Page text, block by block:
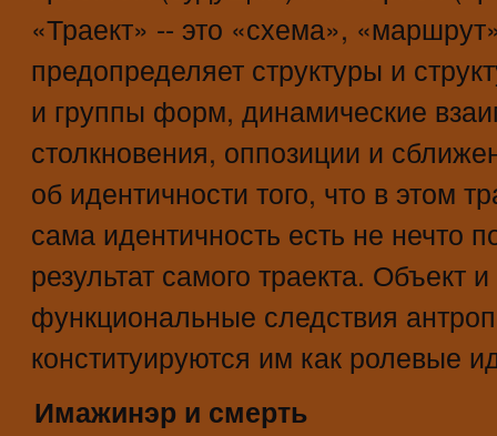
«Траект» -- это «схема»,
предопределяет структуры и
и группы форм, динамические
столкновения, оппозиции и
об идентичности того, что в этом
сама идентичность есть не нечто
результат самого траекта. Объект
функциональные следствия
конституируются им как ролевые
Имажинэр и смерть